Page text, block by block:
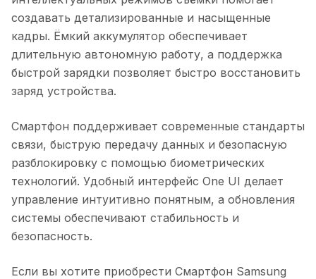
создавать детализированные и насыщенные
кадры. Ёмкий аккумулятор обеспечивает
длительную автономную работу, а поддержка
быстрой зарядки позволяет быстро восстановить
заряд устройства.
Смартфон поддерживает современные стандарты
связи, быструю передачу данных и безопасную
разблокировку с помощью биометрических
технологий. Удобный интерфейс One UI делает
управление интуитивно понятным, а обновления
системы обеспечивают стабильность и
безопасность.
Если вы хотите приобрести Смартфон Samsung